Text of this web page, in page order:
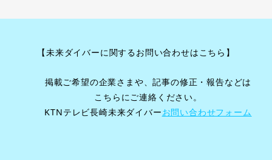
【未来ダイバーに関するお問い合わせはこちら】
掲載ご希望の企業さまや、記事の修正・報告などは
こちらにご連絡ください。
KTNテレビ長崎未来ダイバーお問い合わせフォーム